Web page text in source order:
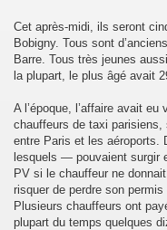
Cet après-midi, ils seront
Bobigny. Tous sont
Barre. Tous très jeunes
la plupart, le plus âgé avait
A l’époque, l’affaire avait
chauffeurs de taxi
entre Paris et les
lesquels — pouvaient surgir
PV si le chauffeur ne
risquer de perdre son
Plusieurs chauffeurs ont
plupart du temps quelques
MONTREAL 2013
ETRANGERS ET
2011